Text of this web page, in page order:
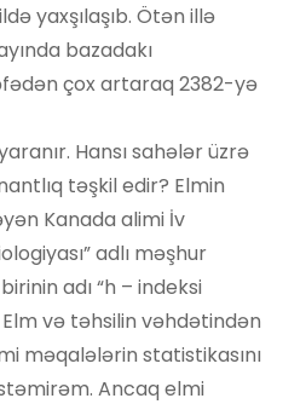
yaxşılaşıb. Ötən illə
bazadakı
çox artaraq 2382-yə
Hansı sahələr üzrə
təşkil edir? Elmin
Kanada alimi İv
adlı məşhur
adı “h – indeksi
Elm və təhsilin vəhdətindən
məqalələrin statistikasını
Ancaq elmi